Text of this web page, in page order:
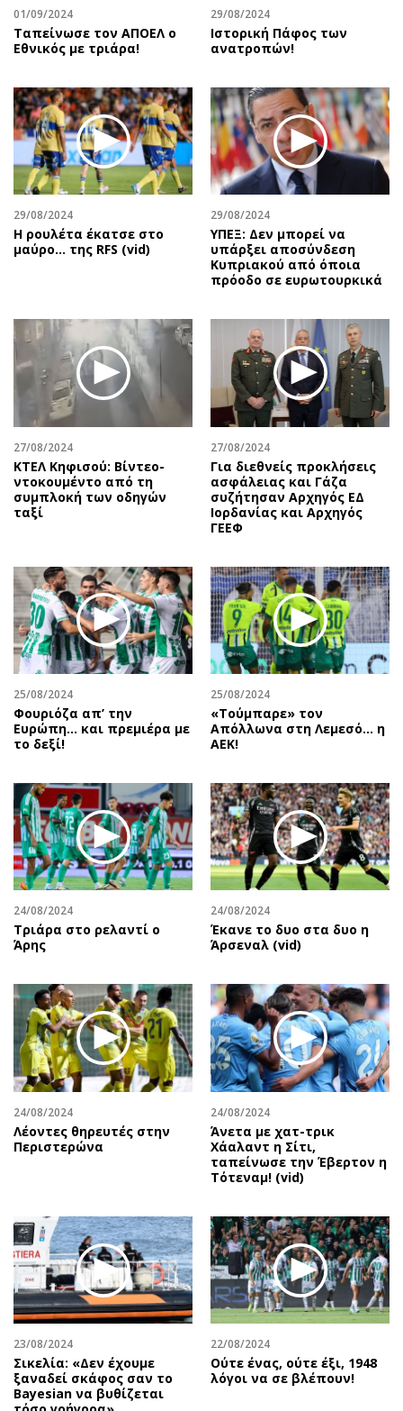
01/09/2024
Ταπείνωσε τον ΑΠΟΕΛ ο
Εθνικός με τριάρα!
29/08/2024
Ιστορική Πάφος των
ανατροπών!
29/08/2024
Η ρουλέτα έκατσε στο
μαύρο… της RFS (vid)
29/08/2024
ΥΠΕΞ: Δεν μπορεί να
υπάρξει αποσύνδεση
Κυπριακού από όποια
πρόοδο σε ευρωτουρκικά
27/08/2024
ΚΤΕΛ Κηφισού: Βίντεο-
ντοκουμέντο από τη
συμπλοκή των οδηγών
ταξί
27/08/2024
Για διεθνείς προκλήσεις
ασφάλειας και Γάζα
συζήτησαν Αρχηγός ΕΔ
Ιορδανίας και Αρχηγός
ΓΕΕΦ
25/08/2024
Φουριόζα απ’ την
Ευρώπη… και πρεμιέρα με
το δεξί!
25/08/2024
«Τούμπαρε» τον
Απόλλωνα στη Λεμεσό… η
ΑΕΚ!
24/08/2024
Τριάρα στο ρελαντί ο
Άρης
24/08/2024
Έκανε το δυο στα δυο η
Άρσεναλ (vid)
24/08/2024
Λέοντες θηρευτές στην
Περιστερώνα
24/08/2024
Άνετα με χατ-τρικ
Χάαλαντ η Σίτι,
ταπείνωσε την Έβερτον η
Τότεναμ! (vid)
23/08/2024
Σικελία: «Δεν έχουμε
ξαναδεί σκάφος σαν το
Bayesian να βυθίζεται
22/08/2024
Ούτε ένας, ούτε έξι, 1948
λόγοι να σε βλέπουν!